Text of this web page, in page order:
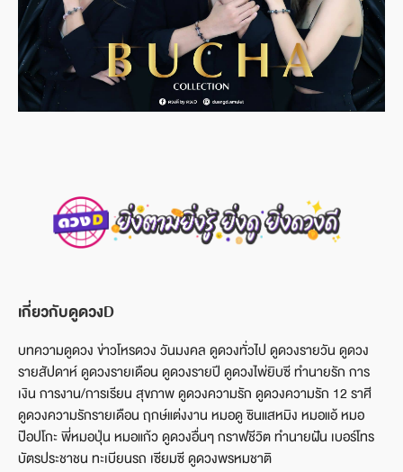
เกี่ยวกับดูดวงD
บทความดูดวง ข่าวโหรดวง วันมงคล ดูดวงทั่วไป ดูดวงรายวัน ดูดวง
รายสัปดาห์ ดูดวงรายเดือน ดูดวงรายปี ดูดวงไพ่ยิบซี ทำนายรัก การ
เงิน การงาน/การเรียน สุขภาพ ดูดวงความรัก ดูดวงความรัก 12 ราศี
ดูดวงความรักรายเดือน ฤกษ์แต่งงาน หมอดู ซินแสหมิง หมอแอ้ หมอ
ป๊อปโกะ พี่หมอปุ่น หมอแก้ว ดูดวงอื่นๆ กราฟชีวิต ทำนายฝัน เบอร์โทร
บัตรประชาชน ทะเบียนรถ เซียมซี ดูดวงพรหมชาติ